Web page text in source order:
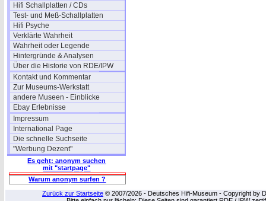
Hifi Schallplatten / CDs
Test- und Meß-Schallplatten
Hifi Psyche
Verklärte Wahrheit
Wahrheit oder Legende
Hintergründe & Analysen
Über die Historie von RDE/IPW
Kontakt und Kommentar
Zur Museums-Werkstatt
andere Museen - Einblicke
Ebay Erlebnisse
Impressum
International Page
Die schnelle Suchseite
"Werbung Dezent"
Es geht: anonym suchen
mit "startpage"
Warum anonym surfen ?
Zurück zur Startseite © 2007/2026 - Deutsches Hifi-Museum - Copyright by